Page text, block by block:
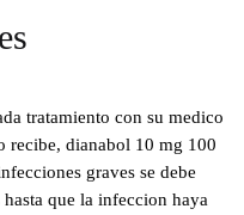
tratamiento con su medico
recibe, dianabol 10 mg 100
graves se debe
que la infeccion haya